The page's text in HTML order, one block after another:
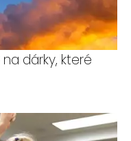
dárky, které